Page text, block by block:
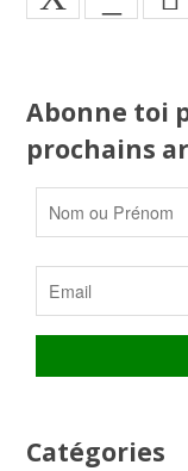
Abonne toi
prochains
Catégories